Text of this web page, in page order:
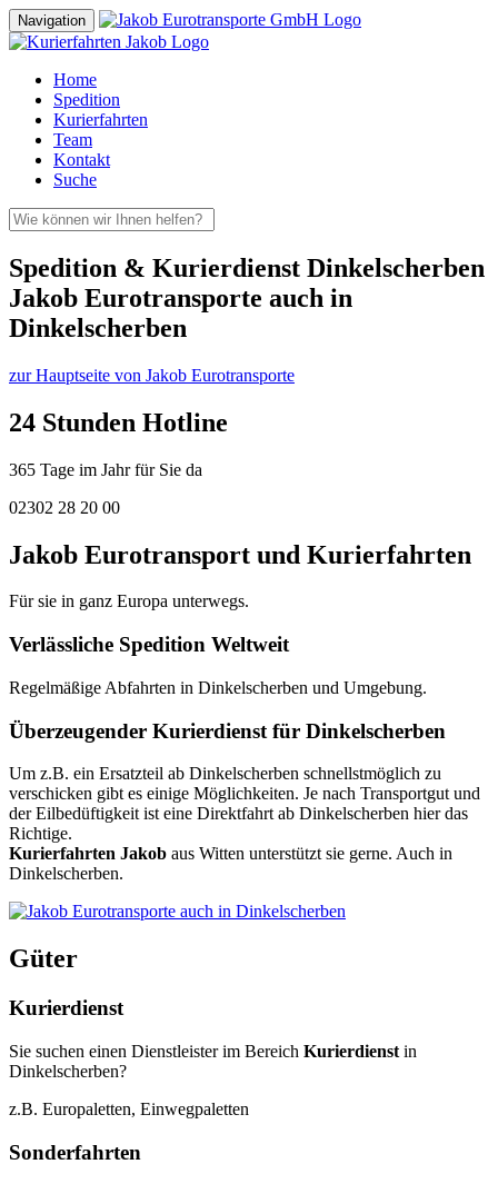
Navigation
Home
Spedition
Kurierfahrten
Team
Kontakt
Suche
Spedition & Kurierdienst Dinkelscherben
Jakob Eurotransporte auch in
Dinkelscherben
zur Hauptseite von Jakob Eurotransporte
24 Stunden Hotline
365 Tage im Jahr für Sie da
02302 28 20 00
Jakob Eurotransport und Kurierfahrten
Für sie in ganz Europa unterwegs.
Verlässliche Spedition Weltweit
Regelmäßige Abfahrten in Dinkelscherben und Umgebung.
Überzeugender Kurierdienst für Dinkelscherben
Um z.B. ein Ersatzteil ab Dinkelscherben schnellstmöglich zu
verschicken gibt es einige Möglichkeiten. Je nach Transportgut und
der Eilbedüftigkeit ist eine Direktfahrt ab Dinkelscherben hier das
Richtige.
Kurierfahrten Jakob aus Witten unterstützt sie gerne. Auch in
Dinkelscherben.
Güter
Kurierdienst
Sie suchen einen Dienstleister im Bereich Kurierdienst in
Dinkelscherben?
z.B. Europaletten, Einwegpaletten
Sonderfahrten